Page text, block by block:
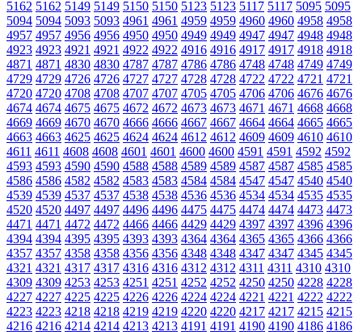
5162 5162 5149 5149 5150 5150 5123 5123 5117 5117 5095 5095
5094 5094 5093 5093 4961 4961 4959 4959 4960 4960 4958 4958
4957 4957 4956 4956 4950 4950 4949 4949 4947 4947 4948 4948
4923 4923 4921 4921 4922 4922 4916 4916 4917 4917 4918 4918
4871 4871 4830 4830 4787 4787 4786 4786 4748 4748 4749 4749
4729 4729 4726 4726 4727 4727 4728 4728 4722 4722 4721 4721
4720 4720 4708 4708 4707 4707 4705 4705 4706 4706 4676 4676
4674 4674 4675 4675 4672 4672 4673 4673 4671 4671 4668 4668
4669 4669 4670 4670 4666 4666 4667 4667 4664 4664 4665 4665
4663 4663 4625 4625 4624 4624 4612 4612 4609 4609 4610 4610
4611 4611 4608 4608 4601 4601 4600 4600 4591 4591 4592 4592
4593 4593 4590 4590 4588 4588 4589 4589 4587 4587 4585 4585
4586 4586 4582 4582 4583 4583 4584 4584 4547 4547 4540 4540
4539 4539 4537 4537 4538 4538 4536 4536 4534 4534 4535 4535
4520 4520 4497 4497 4496 4496 4475 4475 4474 4474 4473 4473
4471 4471 4472 4472 4466 4466 4429 4429 4397 4397 4396 4396
4394 4394 4395 4395 4393 4393 4364 4364 4365 4365 4366 4366
4357 4357 4358 4358 4356 4356 4348 4348 4347 4347 4345 4345
4321 4321 4317 4317 4316 4316 4312 4312 4311 4311 4310 4310
4309 4309 4253 4253 4251 4251 4252 4252 4250 4250 4228 4228
4227 4227 4225 4225 4226 4226 4224 4224 4221 4221 4222 4222
4223 4223 4218 4218 4219 4219 4220 4220 4217 4217 4215 4215
4216 4216 4214 4214 4213 4213 4191 4191 4190 4190 4186 4186